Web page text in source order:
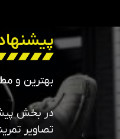
بهترین و
در بخش
تصاویر